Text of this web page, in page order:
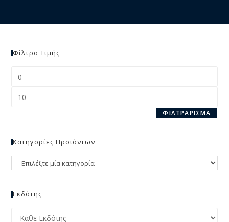
Φίλτρο Τιμής
ΦΙΛΤΡΆΡΙΣΜΑ
Κατηγορίες Προϊόντων
Εκδότης